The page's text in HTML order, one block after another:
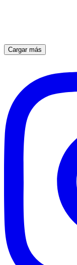
Cargar más